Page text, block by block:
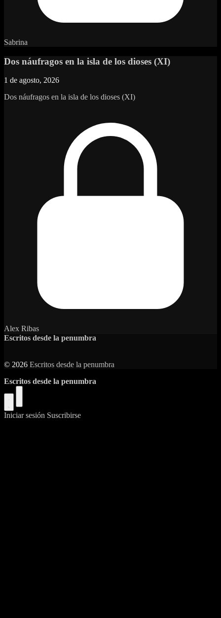
Sabrina
Dos náufragos en la isla de los dioses (XI)
1 de agosto, 2026
Dos náufragos en la isla de los dioses (XI)
Alex Ribas
Escritos desde la penumbra
© 2026 Escritos desde la penumbra
Escritos desde la penumbra
Iniciar sesión Suscribirse